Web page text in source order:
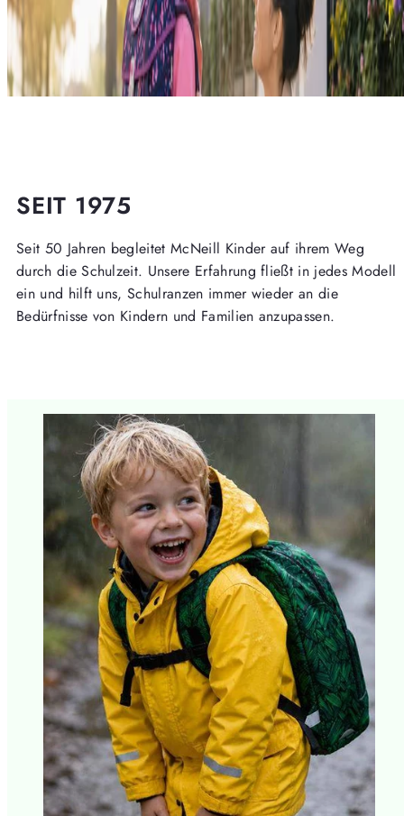
SEIT 1975
Seit 50 Jahren begleitet McNeill Kinder auf ihrem Weg
durch die Schulzeit. Unsere Erfahrung fließt in jedes Modell
ein und hilft uns, Schulranzen immer wieder an die
Bedürfnisse von Kindern und Familien anzupassen.